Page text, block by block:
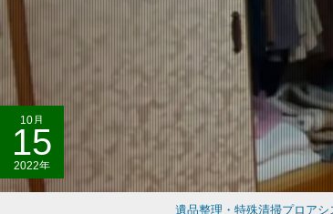
10月
15
2022年
遺品整理・特殊清掃プロアシ